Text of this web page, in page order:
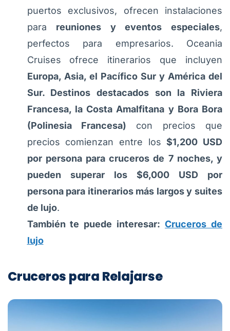
puertos exclusivos, ofrecen instalaciones
para reuniones y eventos especiales,
perfectos para empresarios. Oceania
Cruises ofrece itinerarios que incluyen
Europa, Asia, el Pacífico Sur y América del
Sur. Destinos destacados son la Riviera
Francesa, la Costa Amalfitana y Bora Bora
(Polinesia Francesa) con precios que
precios comienzan entre los$1,200 USD
por persona para cruceros de 7 noches, y
pueden superar los $6,000 USD por
persona para itinerarios más largos y suites
de lujo.
También te puede interesar:Cruceros de
lujo
Cruceros para Relajarse